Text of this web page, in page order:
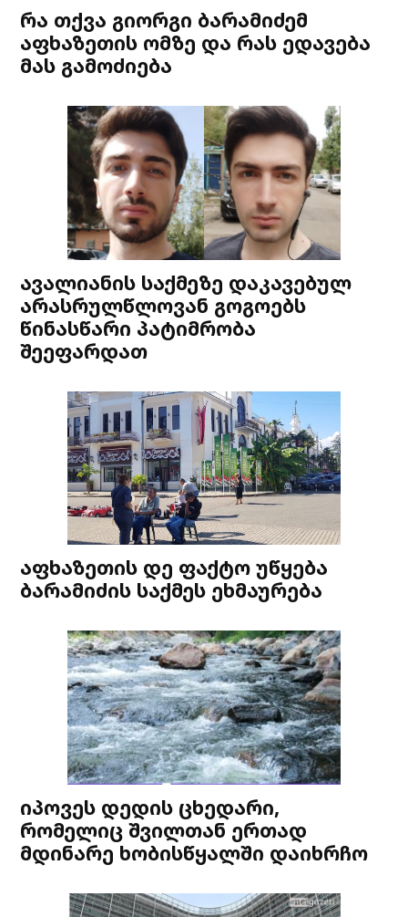
რა თქვა გიორგი ბარამიძემ
აფხაზეთის ომზე და რას ედავება
მას გამოძიება
ავალიანის საქმეზე დაკავებულ
არასრულწლოვან გოგოებს
წინასწარი პატიმრობა
შეეფარდათ
აფხაზეთის დე ფაქტო უწყება
ბარამიძის საქმეს ეხმაურება
იპოვეს დედის ცხედარი,
რომელიც შვილთან ერთად
მდინარე ხობისწყალში დაიხრჩო